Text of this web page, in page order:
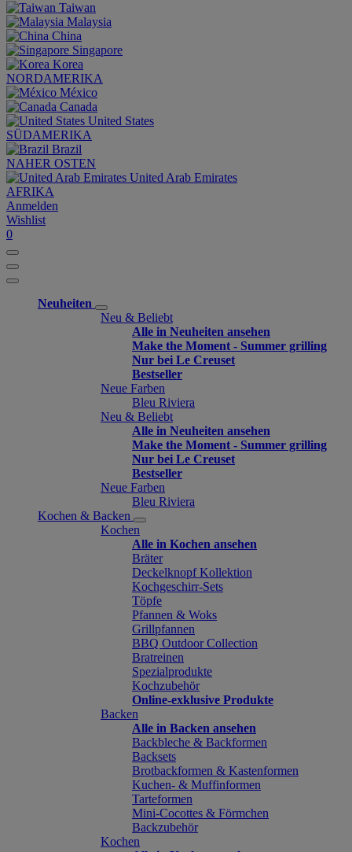
Taiwan
Malaysia
China
Singapore
Korea
NORDAMERIKA
México
Canada
United States
SÜDAMERIKA
Brazil
NAHER OSTEN
United Arab Emirates
AFRIKA
Anmelden
Wishlist
0
Neuheiten
Neu & Beliebt
Alle in Neuheiten ansehen
Make the Moment - Summer grilling
Nur bei Le Creuset
Bestseller
Neue Farben
Bleu Riviera
Neu & Beliebt
Alle in Neuheiten ansehen
Make the Moment - Summer grilling
Nur bei Le Creuset
Bestseller
Neue Farben
Bleu Riviera
Kochen & Backen
Kochen
Alle in Kochen ansehen
Bräter
Deckelknopf Kollektion
Kochgeschirr-Sets
Töpfe
Pfannen & Woks
Grillpfannen
BBQ Outdoor Collection
Bratreinen
Spezialprodukte
Kochzubehör
Online-exklusive Produkte
Backen
Alle in Backen ansehen
Backbleche & Backformen
Backsets
Brotbackformen & Kastenformen
Kuchen- & Muffinformen
Tarteformen
Mini-Cocottes & Förmchen
Backzubehör
Kochen